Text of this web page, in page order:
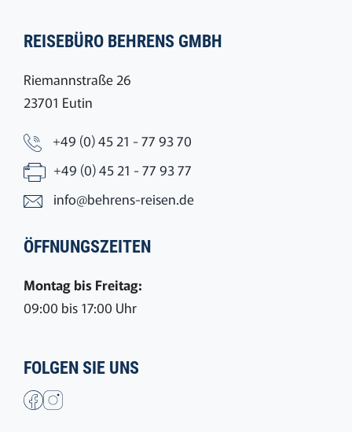
REISEBÜRO BEHRENS GMBH
Riemannstraße 26
23701 Eutin
+49 (0) 45 21 - 77 93 70
+49 (0) 45 21 - 77 93 77
info@behrens-reisen.de
ÖFFNUNGSZEITEN
Montag bis Freitag:
09:00 bis 17:00 Uhr
FOLGEN SIE UNS